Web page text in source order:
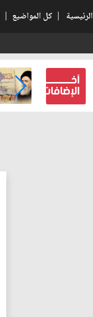
الرئيسية | كل المواضيع |
كتب لنفسه